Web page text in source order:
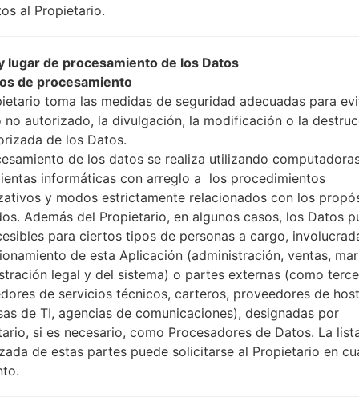
Modelo y sus características
LGX220MB
LG Aristo 3 Plus
Junio, 2016
8.9 milímetros (0.35
145 x 71.6 milímetros (5.71 x
128 gramos (4.52 onzas)
Android 8.x Oreo Mirror
Hardware
al Propietario.
lugar de procesamiento de los Datos
de procesamiento
toma las medidas de seguridad adecuadas para
no autorizado, la divulgación, la modificación o la
de los Datos.
de los datos se realiza utilizando
informáticas con arreglo a los procedimientos
y modos estrictamente relacionados con los
Además del Propietario, en algunos casos, los Datos
para ciertos tipos de personas a cargo,
de esta Aplicación (administración, ventas,
legal y del sistema) o partes externas (como
de servicios técnicos, carteros, proveedores de
de TI, agencias de comunicaciones), designadas por
si es necesario, como Procesadores de Datos. La
de estas partes puede solicitarse al Propietario en